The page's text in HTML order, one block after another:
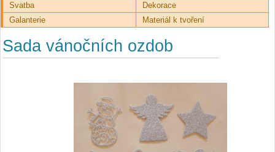
Svatba
Dekorace
Galanterie
Materiál k tvoření
Sada vánočních ozdob